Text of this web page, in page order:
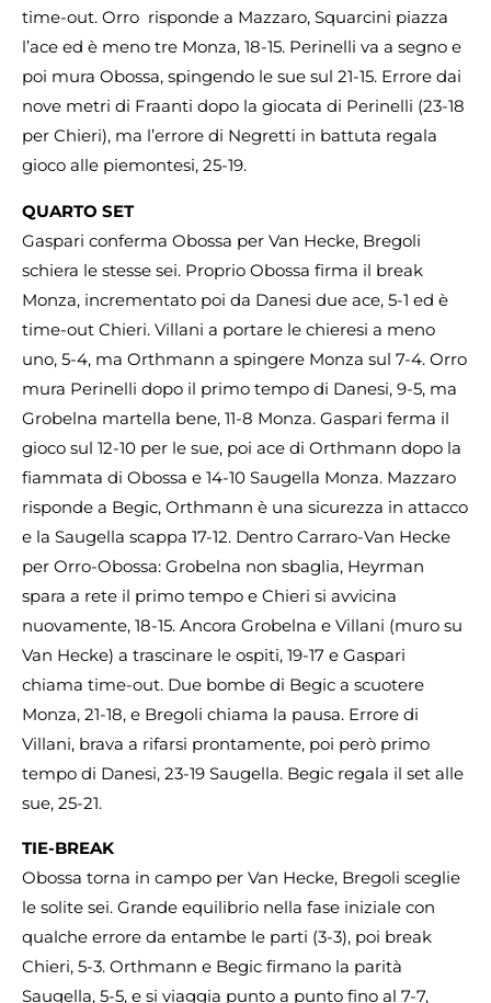
time-out. Orro risponde a Mazzaro, Squarcini piazza
l’ace ed è meno tre Monza, 18-15. Perinelli va a segno e
poi mura Obossa, spingendo le sue sul 21-15. Errore dai
nove metri di Fraanti dopo la giocata di Perinelli (23-18
per Chieri), ma l’errore di Negretti in battuta regala
gioco alle piemontesi, 25-19.
QUARTO SET
Gaspari conferma Obossa per Van Hecke, Bregoli
schiera le stesse sei. Proprio Obossa firma il break
Monza, incrementato poi da Danesi due ace, 5-1 ed è
time-out Chieri. Villani a portare le chieresi a meno
uno, 5-4, ma Orthmann a spingere Monza sul 7-4. Orro
mura Perinelli dopo il primo tempo di Danesi, 9-5, ma
Grobelna martella bene, 11-8 Monza. Gaspari ferma il
gioco sul 12-10 per le sue, poi ace di Orthmann dopo la
fiammata di Obossa e 14-10 Saugella Monza. Mazzaro
risponde a Begic, Orthmann è una sicurezza in attacco
e la Saugella scappa 17-12. Dentro Carraro-Van Hecke
per Orro-Obossa: Grobelna non sbaglia, Heyrman
spara a rete il primo tempo e Chieri si avvicina
nuovamente, 18-15. Ancora Grobelna e Villani (muro su
Van Hecke) a trascinare le ospiti, 19-17 e Gaspari
chiama time-out. Due bombe di Begic a scuotere
Monza, 21-18, e Bregoli chiama la pausa. Errore di
Villani, brava a rifarsi prontamente, poi però primo
tempo di Danesi, 23-19 Saugella. Begic regala il set alle
sue, 25-21.
TIE-BREAK
Obossa torna in campo per Van Hecke, Bregoli sceglie
le solite sei. Grande equilibrio nella fase iniziale con
qualche errore da entambe le parti (3-3), poi break
Chieri, 5-3. Orthmann e Begic firmano la parità
Saugella, 5-5, e si viaggia punto a punto fino al 7-7,